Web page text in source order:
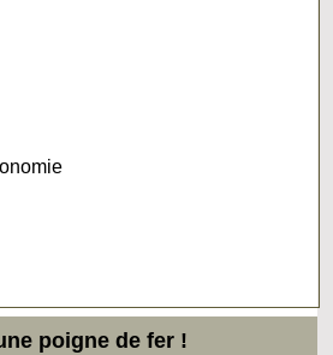
poigne de fer !